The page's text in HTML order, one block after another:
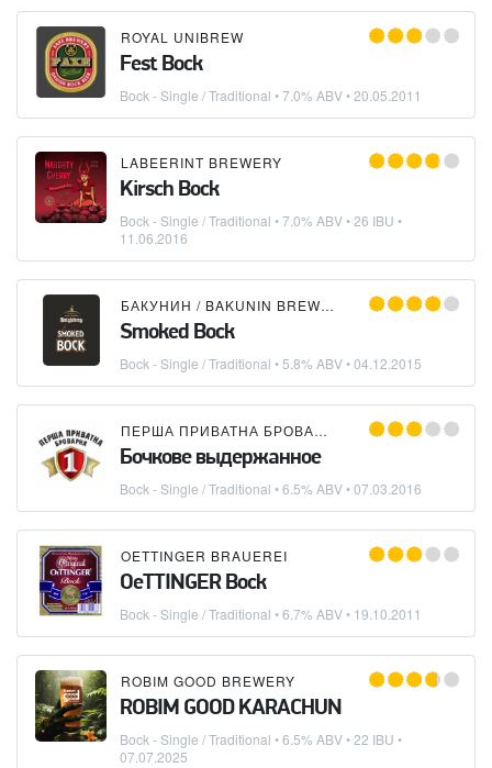
ROYAL UNIBREW
Fest Bock
Bock - Single / Traditional • 7.0% ABV •20.05.2011
LABEERINT BREWERY
Kirsch Bock
Bock - Single / Traditional • 7.0% ABV • 26 IBU •
11.06.2016
БАКУНИН / BAKUNIN BREWING CO.
Smoked Bock
Bock - Single / Traditional • 5.8% ABV •04.12.2015
ПЕРША ПРИВАТНА БРОВАРНЯ
Бочкове выдержанное
Bock - Single / Traditional • 6.5% ABV •07.03.2016
OETTINGER BRAUEREI
OeTTINGER Bock
Bock - Single / Traditional • 6.7% ABV • 19.10.2011
ROBIM GOOD BREWERY
ROBIM GOOD KARACHUN
Bock - Single / Traditional • 6.5% ABV • 22 IBU •
07.07.2025